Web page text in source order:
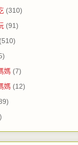
(310)
(91)
(510)
媽 (7)
媽 (12)